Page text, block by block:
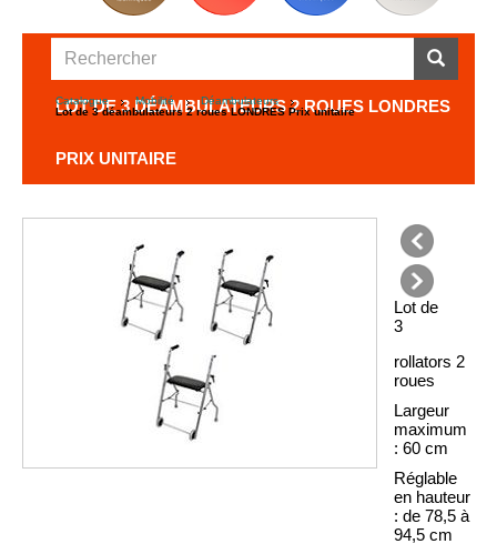
Catalogue Mobilité
Déambulateurs
Lot de 3 déambulateurs 2 roues LONDRES Prix unitaire
LOT DE 3 DÉAMBULATEURS 2 ROUES LONDRES
PRIX UNITAIRE
précédent
suivant
Lot de
3
rollators 2
roues
Largeur
maximum
: 60 cm
Réglable
en hauteur
: de 78,5 à
94,5 cm